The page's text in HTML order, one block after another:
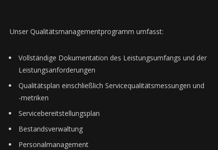
Unser Qualitätsmanagementprogramm umfasst:
Vollständige Dokumentation des Leistungsumfangs und der
Leistungsanforderungen
Qualitätsplan einschließlich Servicequalitätsmessungen und
-metriken
Servicebereitstellungsplan
Bestandsverwaltung
Personalmanagement